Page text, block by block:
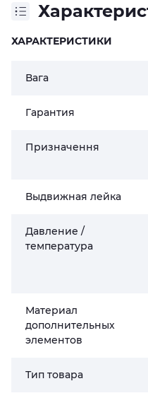
ХАРАКТЕРИСТИКИ
Вага
Гарантия
Призначення
Выдвижная лейка
Давление /
температура
Материал
дополнительных
элементов
Тип товара